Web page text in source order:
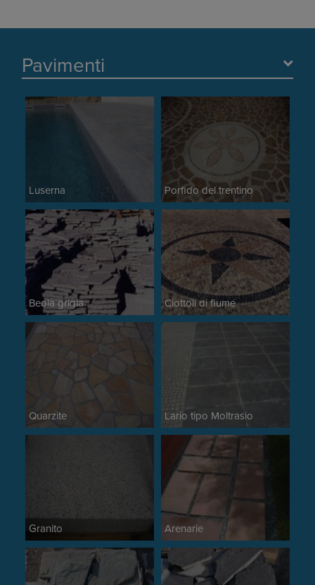
Pavimenti
Luserna Porfido del trentino
Beola grigia Ciottoli di fiume
Quarzite Lario tipo Moltrasio
Granito Arenarie